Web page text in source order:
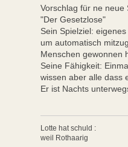
Vorschlag für ne neue
"Der Gesetzlose"
Sein Spielziel:
um automatisch
Menschen gewonnen
Seine Fähigkeit:
wissen aber alle dass
Er ist Nachts
Lotte hat schuld :
weil Rothaarig